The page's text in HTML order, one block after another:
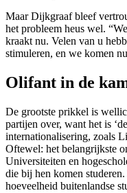
Maar Dijkgraaf bleef
het probleem heus wel.
kraakt nu. Velen van u
stimuleren, en we komen
Olifant in de
De grootste prikkel is
partijen over, want het is
internationalisering, zoals
Oftewel: het belangrijkste
Universiteiten en
die bij hen komen
hoeveelheid buitenlandse